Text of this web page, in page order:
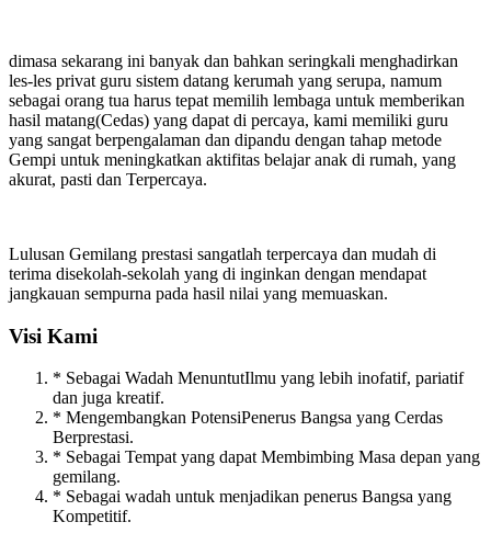
dimasa sekarang ini banyak dan bahkan seringkali menghadirkan
les-les privat guru sistem datang kerumah yang serupa, namum
sebagai orang tua harus tepat memilih lembaga untuk memberikan
hasil matang(Cedas) yang dapat di percaya, kami memiliki guru
yang sangat berpengalaman dan dipandu dengan tahap metode
Gempi untuk meningkatkan aktifitas belajar anak di rumah, yang
akurat, pasti dan Terpercaya.
Lulusan Gemilang prestasi sangatlah terpercaya dan mudah di
terima disekolah-sekolah yang di inginkan dengan mendapat
jangkauan sempurna pada hasil nilai yang memuaskan.
Visi Kami
* Sebagai Wadah MenuntutIlmu yang lebih inofatif, pariatif
dan juga kreatif.
* Mengembangkan PotensiPenerus Bangsa yang Cerdas
Berprestasi.
* Sebagai Tempat yang dapat Membimbing Masa depan yang
gemilang.
* Sebagai wadah untuk menjadikan penerus Bangsa yang
Kompetitif.